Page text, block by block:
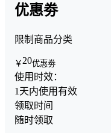
优惠劵
限制商品分类
￥ 20优惠劵
使用时效：
1天内使用有效
领取时间
随时领取